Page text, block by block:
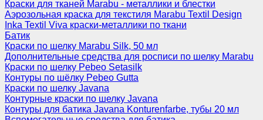
Краски для тканей Marabu - металлики и блестки
Аэрозольная краска для текстиля Marabu Textil Design
Inka Textil Viva краски-металлики по ткани
Батик
Краски по шелку Marabu Silk, 50 мл
Дополнительные средства для росписи по шелку Marabu
Краски по шелку Pebeo Setasilk
Контуры по шёлку Pebeo Gutta
Краски по шелку Javana
Контурные краски по шелку Javana
Контуры для батика Javana Konturenfarbe, тубы 20 мл